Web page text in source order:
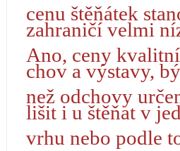
cenu štěňátek
zahraničí velmi
Ano, ceny
chov a výstavy,
než odchovy
lišit i u štěňat v
vrhu nebo podle